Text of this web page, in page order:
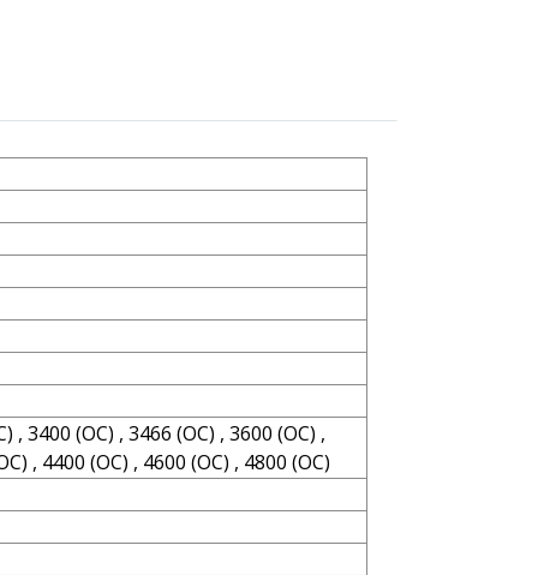
, 3400 (OC) , 3466 (OC) , 3600 (OC) ,
, 4400 (OC) , 4600 (OC) , 4800 (OC)